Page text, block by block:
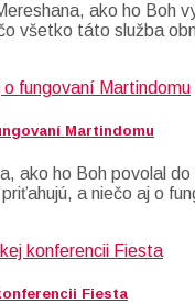
ako ho
všetko táto služba
Martindomu
ako ho Boh povolal
a niečo aj o
Fiesta